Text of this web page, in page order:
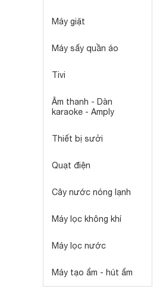
Máy giặt
Máy sấy quần áo
Tivi
Âm thanh - Dàn
karaoke - Amply
Thiết bị sưởi
Quạt điện
Cây nước nóng lạnh
Máy lọc không khí
Máy lọc nước
Máy tạo ẩm - hút ẩm